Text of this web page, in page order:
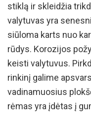
stiklą ir skleidžia
valytuvas yra
siūloma karts nuo
rūdys. Korozijos
keisti valytuvus.
rinkinį galime
vadinamuosius
rėmas yra įdėtas į